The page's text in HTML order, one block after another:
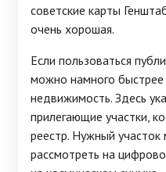
советские карты
очень хорошая.
Если пользоваться
можно намного быстрее
недвижимость. Здесь
прилегающие участки,
реестр. Нужный
рассмотреть на